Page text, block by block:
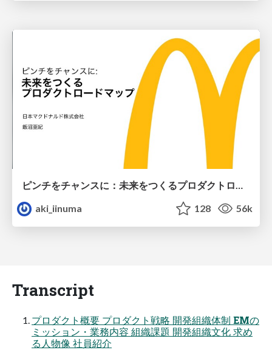
ピンチをチャンスに：未来をつくるプロダクトロードマップ #pmconf2020
aki_iinuma
128 56k
Transcript
プロダクト概要 プロダクト戦略 開発組織体制 EMの
ミッション・業務内容 組織課題 開発組織文化 求め
る人物像 社員紹介